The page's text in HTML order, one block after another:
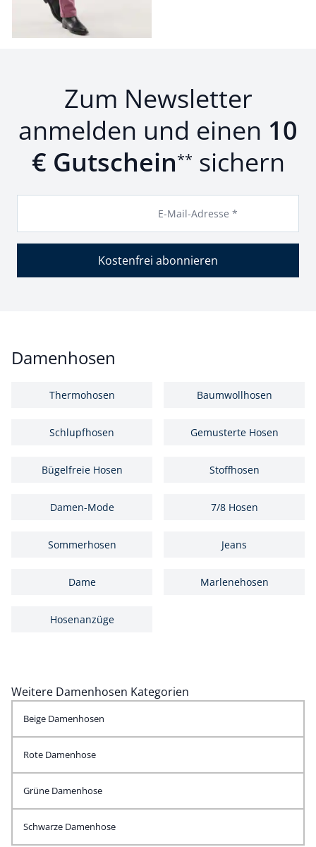
Zum Newsletter
anmelden und einen 10
€ Gutschein** sichern
E-Mail-Adresse *
Kostenfrei abonnieren
Damenhosen
Thermohosen Baumwollhosen
Schlupfhosen Gemusterte Hosen
Bügelfreie Hosen Stoffhosen
Damen-Mode 7/8 Hosen
Sommerhosen Jeans
Dame Marlenehosen
Hosenanzüge
Weitere Damenhosen Kategorien
Beige Damenhosen
Rote Damenhose
Grüne Damenhose
Schwarze Damenhose